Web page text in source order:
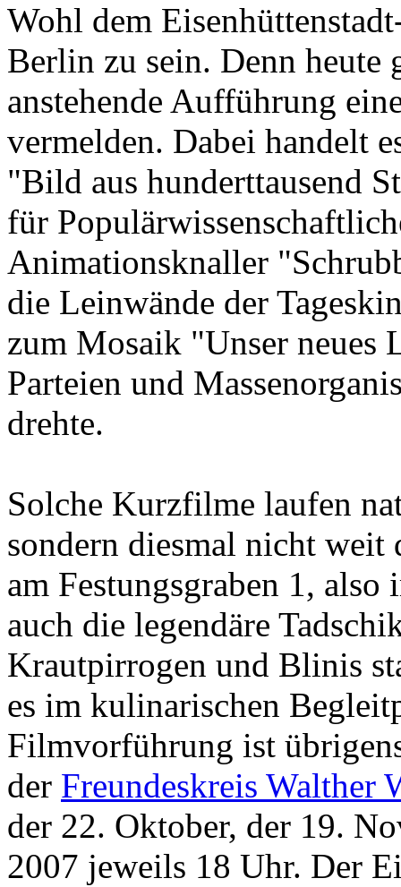
Wohl dem
Berlin zu sein. Denn heute
anstehende Aufführung
vermelden. Dabei handelt
"Bild aus hunderttausend
für
Animationsknaller
die Leinwände der
zum Mosaik "Unser neues
Parteien und
drehte.
Solche Kurzfilme laufen
sondern diesmal nicht
am Festungsgraben 1,
auch die legendäre
Krautpirrogen und Blinis
es im kulinarischen
Filmvorführung ist
der Freundeskreis Walther
der 22. Oktober, der 19.
2007 jeweils 18 Uhr. Der